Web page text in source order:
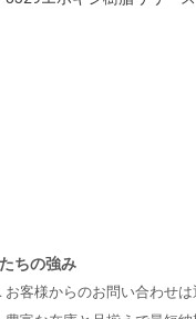
ちの強み
お客様からのお問い合わせ